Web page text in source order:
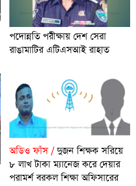
পদোন্নতি পরীক্ষায় দেশ সেরা
রাঙামাটির এটিএসআই রাহাত
অডিও ফাঁস /দুজন শিক্ষক সরিয়ে
৮ লাখ টাকা ম্যানেজ করে দেয়ার
পরামর্শ বরকল শিক্ষা অফিসারের